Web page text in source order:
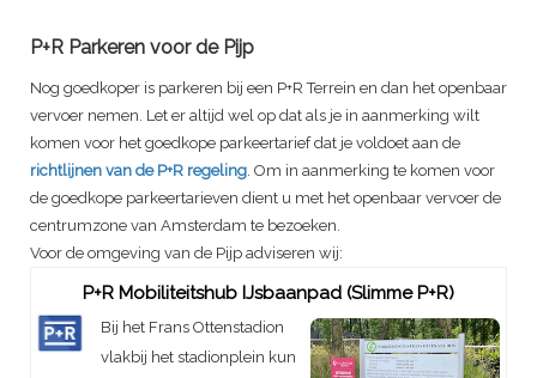
P+R Parkeren voor de Pijp
Nog goedkoper is parkeren bij een P+R Terrein en dan het openbaar
vervoer nemen. Let er altijd wel op dat als je in aanmerking wilt
komen voor het goedkope parkeertarief dat je voldoet aan de
richtlijnen van de P+R regeling . Om in aanmerking te komen voor
de goedkope parkeertarieven dient u met het openbaar vervoer de
centrumzone van Amsterdam te bezoeken.
Voor de omgeving van de Pijp adviseren wij:
P+R Mobiliteitshub IJsbaanpad (Slimme P+R)
Bij het Frans Ottenstadion
vlakbij het stadionplein kun